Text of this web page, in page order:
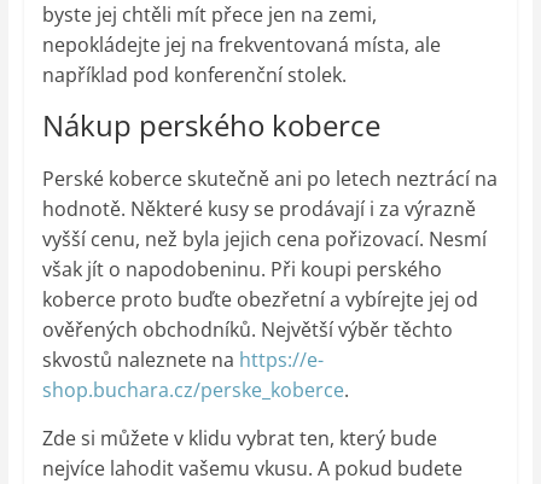
byste jej chtěli mít přece jen na zemi,
nepokládejte jej na frekventovaná místa, ale
například pod konferenční stolek.
Nákup perského koberce
Perské koberce skutečně ani po letech neztrácí na
hodnotě. Některé kusy se prodávají i za výrazně
vyšší cenu, než byla jejich cena pořizovací. Nesmí
však jít o napodobeninu. Při koupi perského
koberce proto buďte obezřetní a vybírejte jej od
ověřených obchodníků. Největší výběr těchto
skvostů naleznete na https://e-
shop.buchara.cz/perske_koberce.
Zde si můžete v klidu vybrat ten, který bude
nejvíce lahodit vašemu vkusu. A pokud budete